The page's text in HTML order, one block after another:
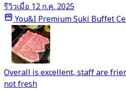
รีวิวเมื่อ 12 ก.ค. 2025
You&I Premium Suki Buffet
Overall is excellent, staff are
not fresh